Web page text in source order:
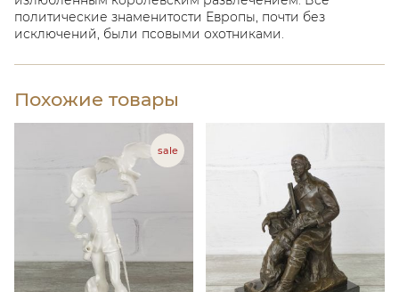
политические знаменитости Европы, почти без
исключений, были псовыми охотниками.
Похожие товары